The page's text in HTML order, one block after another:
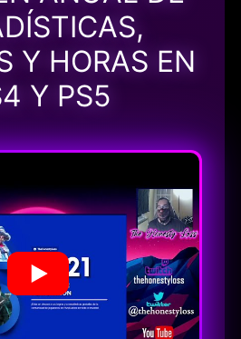
Y HORAS EN
Y PS5